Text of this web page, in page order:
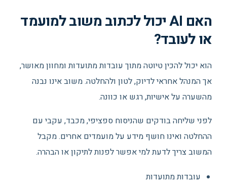
האם AI יכול לכתוב משוב למועמד
או לעובד?
הוא יכול להכין טיוטה מתוך עובדות מתועדות ומחוון מאושר,
אך המנהל אחראי לדיוק, לטון ולהחלטה. משוב אינו נבנה
מהשערה על אישיות, רגש או כוונה.
לפני שליחה בודקים שהניסוח ספציפי, מכבד, עקבי עם
ההחלטה ואינו חושף מידע על מועמדים אחרים. מקבל
המשוב צריך לדעת למי אפשר לפנות לתיקון או הבהרה.
עובדות מתועדות